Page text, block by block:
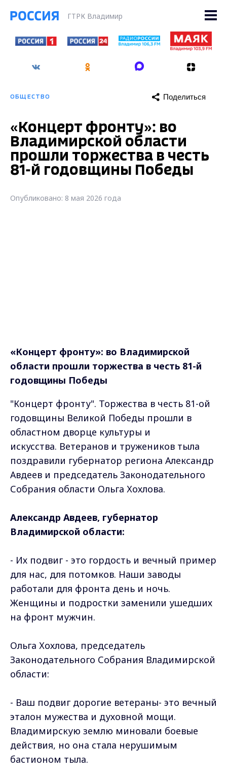
ГТРК Владимир
ОБЩЕСТВО Поделиться
«Концерт фронту»: во
Владимирской области
прошли торжества в честь
81-й годовщины Победы
Опубликовано: 8 мая 2026 года
«Концерт фронту»: во Владимирской
области прошли торжества в честь 81-й
годовщины Победы
"Концерт фронту". Торжества в честь 81-ой
годовщины Великой Победы прошли в
областном дворце культуры и
искусства. Ветеранов и тружеников тыла
поздравили губернатор региона Александр
Авдеев и председатель Законодательного
Собрания области Ольга Хохлова.
Александр Авдеев, губернатор
Владимирской области:
- Их подвиг - это гордость и вечный пример
для нас, для потомков. Наши заводы
работали для фронта день и ночь.
Женщины и подростки заменили ушедших
на фронт мужчин.
Ольга Хохлова, председатель
Законодательного Собрания Владимирской
области:
- Ваш подвиг дорогие ветераны- это вечный
эталон мужества и духовной мощи.
Владимирскую землю миновали боевые
действия, но она стала нерушимым
бастионом тыла.